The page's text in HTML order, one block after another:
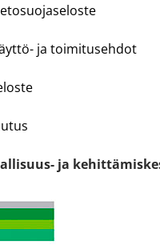
ja toimitusehdot
ja